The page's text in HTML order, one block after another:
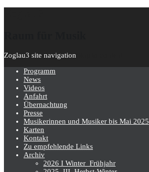
Zoglau3 site navigation
Programm
News
Videos
Anfahrt
Übernachtung
Presse
Musikerinnen und Musiker bis Mai 2025
Karten
Kontakt
Zu empfehlende Links
Archiv
2026 I Winter_Frühjahr